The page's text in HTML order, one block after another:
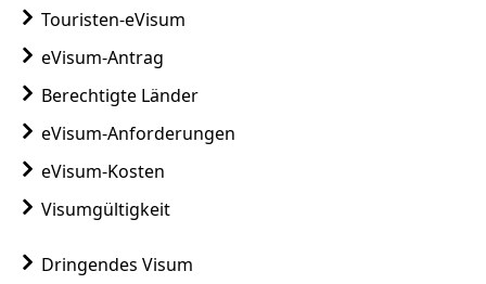
Touristen-eVisum
eVisum-Antrag
Berechtigte Länder
eVisum-Anforderungen
eVisum-Kosten
Visumgültigkeit
Dringendes Visum